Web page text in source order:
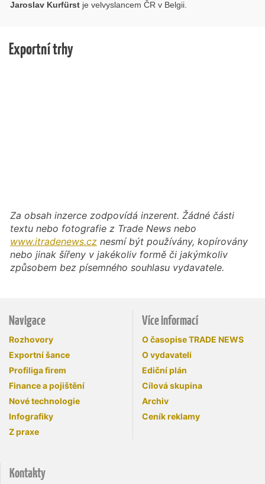
Jaroslav Kurfürst je velvyslancem ČR v Belgii.
Exportní trhy
Za obsah inzerce zodpovídá inzerent. Žádné části
textu nebo fotografie z Trade News nebo
www.itradenews.cz nesmí být používány, kopírovány
nebo jinak šířeny v jakékoliv formě či jakýmkoliv
způsobem bez písemného souhlasu vydavatele.
Navigace
Rozhovory
Exportní šance
Profiliga firem
Finance a pojištění
Nové technologie
Infografiky
Z praxe
Více informací
O časopise TRADE NEWS
O vydavateli
Ediční plán
Cílová skupina
Archiv
Ceník reklamy
Kontakty